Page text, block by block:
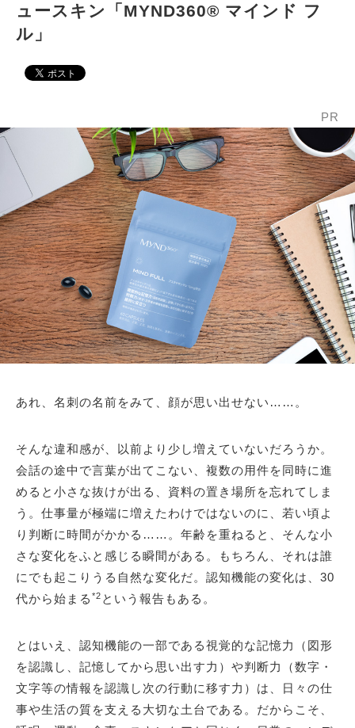
ュースキン「MYND360® マインド フ
ル」
PR
あれ、名刺の名前をみて、顔が思い出せない……。
そんな違和感が、以前より少し増えていないだろうか。
会話の途中で言葉が出てこない、複数の用件を同時に進
めると小さな抜けが出る、資料の置き場所を忘れてしま
う。仕事量が極端に増えたわけではないのに、若い頃よ
り判断に時間がかかる……。年齢を重ねると、そんな小
さな変化をふと感じる瞬間がある。もちろん、それは誰
にでも起こりうる自然な変化だ。認知機能の変化は、30
代から始まる *2 という報告もある。
とはいえ、認知機能の一部である視覚的な記憶力（図形
を認識し、記憶してから思い出す力）や判断力（数字・
文字等の情報を認識し次の行動に移す力）は、日々の仕
事や生活の質を支える大切な土台である。だからこそ、